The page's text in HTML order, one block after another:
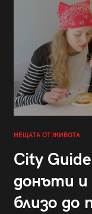
НЕЩАТА ОТ ЖИВОТА
City
донъти и
близо до